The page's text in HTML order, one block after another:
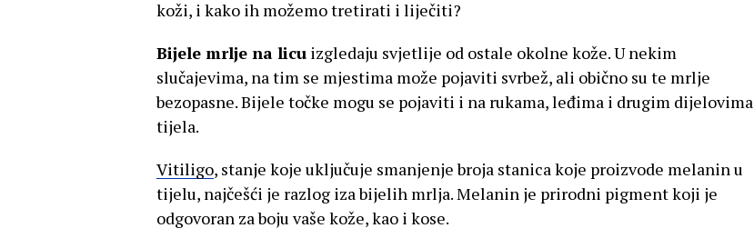
koži, i kako ih možemo tretirati i liječiti?
Bijele mrlje na licu izgledaju svjetlije od ostale okolne kože. U nekim
slučajevima, na tim se mjestima može pojaviti svrbež, ali obično su te mrlje
bezopasne. Bijele točke mogu se pojaviti i na rukama, leđima i drugim dijelovima
tijela.
Vitiligo, stanje koje uključuje smanjenje broja stanica koje proizvode melanin u
tijelu, najčešći je razlog iza bijelih mrlja. Melanin je prirodni pigment koji je
odgovoran za boju vaše kože, kao i kose.